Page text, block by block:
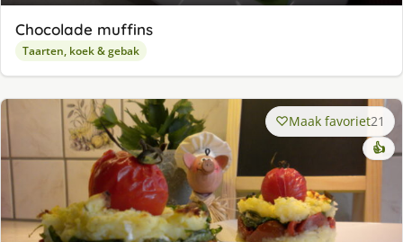
Chocolade muffins
Taarten, koek & gebak
Maak favoriet21
👍